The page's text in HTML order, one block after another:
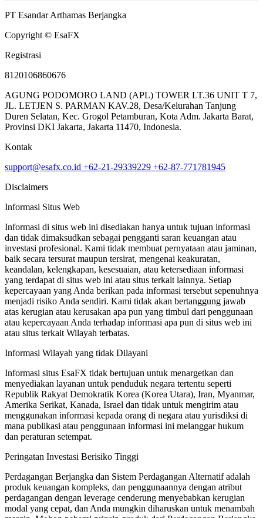
PT Esandar Arthamas Berjangka
Copyright © EsaFX
Registrasi
8120106860676
AGUNG PODOMORO LAND (APL) TOWER LT.36 UNIT T 7,
JL. LETJEN S. PARMAN KAV.28, Desa/Kelurahan Tanjung
Duren Selatan, Kec. Grogol Petamburan, Kota Adm. Jakarta Barat,
Provinsi DKI Jakarta, Jakarta 11470, Indonesia.
Kontak
support@esafx.co.id +62-21-29339229 +62-87-771781945
Disclaimers
Informasi Situs Web
Informasi di situs web ini disediakan hanya untuk tujuan informasi
dan tidak dimaksudkan sebagai pengganti saran keuangan atau
investasi profesional. Kami tidak membuat pernyataan atau jaminan,
baik secara tersurat maupun tersirat, mengenai keakuratan,
keandalan, kelengkapan, kesesuaian, atau ketersediaan informasi
yang terdapat di situs web ini atau situs terkait lainnya. Setiap
kepercayaan yang Anda berikan pada informasi tersebut sepenuhnya
menjadi risiko Anda sendiri. Kami tidak akan bertanggung jawab
atas kerugian atau kerusakan apa pun yang timbul dari penggunaan
atau kepercayaan Anda terhadap informasi apa pun di situs web ini
atau situs terkait Wilayah terbatas.
Informasi Wilayah yang tidak Dilayani
Informasi situs EsaFX tidak bertujuan untuk menargetkan dan
menyediakan layanan untuk penduduk negara tertentu seperti
Republik Rakyat Demokratik Korea (Korea Utara), Iran, Myanmar,
Amerika Serikat, Kanada, Israel dan tidak untuk mengirim atau
menggunakan informasi kepada orang di negara atau yurisdiksi di
mana publikasi atau penggunaan informasi ini melanggar hukum
dan peraturan setempat.
Peringatan Investasi Berisiko Tinggi
Perdagangan Berjangka dan Sistem Perdagangan Alternatif adalah
produk keuangan kompleks, dan penggunaannya dengan atribut
perdagangan dengan leverage cenderung menyebabkan kerugian
modal yang cepat, dan Anda mungkin diharuskan untuk menambah